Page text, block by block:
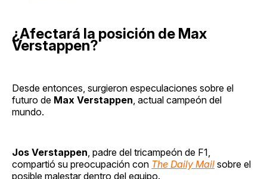
¿Afectará la posición de Max
Verstappen?
Desde entonces, surgieron especulaciones sobre el
futuro de Max Verstappen, actual campeón del
mundo.
Jos Verstappen, padre del tricampeón de F1,
compartió su preocupación con The Daily Mail sobre el
posible malestar dentro del equipo.